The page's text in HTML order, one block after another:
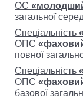
ОС
загальної
Спеціальність
ОПС
повної
Спеціальність
ОПС
базової